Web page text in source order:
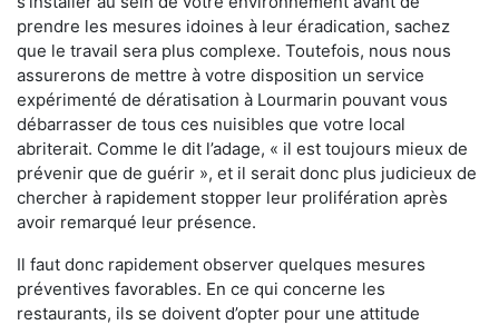
prendre les mesures idoines à leur éradication, sachez
que le travail sera plus complexe. Toutefois, nous nous
assurerons de mettre à votre disposition un service
expérimenté de dératisation à Lourmarin pouvant vous
débarrasser de tous ces nuisibles que votre local
abriterait. Comme le dit l’adage, « il est toujours mieux de
prévenir que de guérir », et il serait donc plus judicieux de
chercher à rapidement stopper leur prolifération après
avoir remarqué leur présence.
Il faut donc rapidement observer quelques mesures
préventives favorables. En ce qui concerne les
restaurants, ils se doivent d’opter pour une attitude